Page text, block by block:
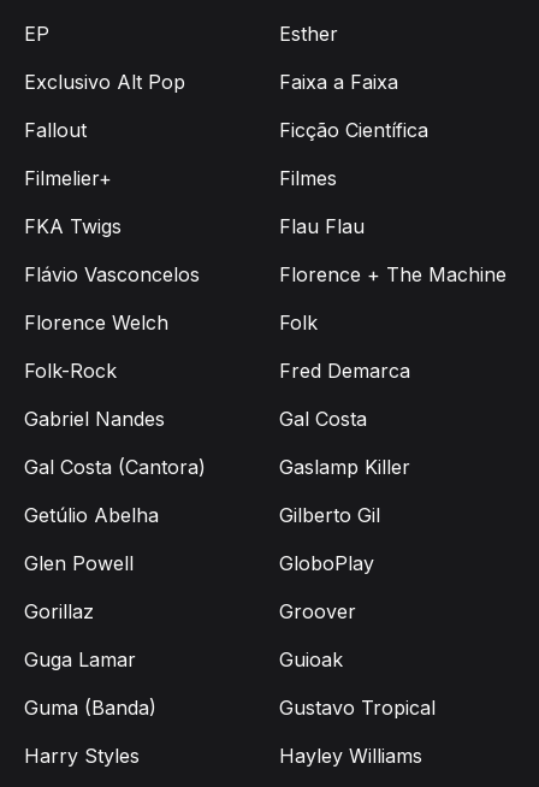
EP
Esther
Exclusivo Alt Pop
Faixa a Faixa
Fallout
Ficção Científica
Filmelier+
Filmes
FKA Twigs
Flau Flau
Flávio Vasconcelos
Florence + The Machine
Florence Welch
Folk
Folk-Rock
Fred Demarca
Gabriel Nandes
Gal Costa
Gal Costa (Cantora)
Gaslamp Killer
Getúlio Abelha
Gilberto Gil
Glen Powell
GloboPlay
Gorillaz
Groover
Guga Lamar
Guioak
Guma (Banda)
Gustavo Tropical
Harry Styles
Hayley Williams